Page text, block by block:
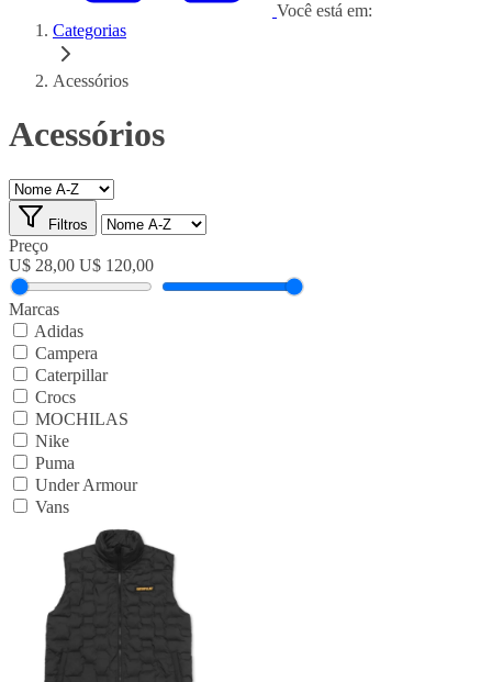
Você está em:
Categorias
Acessórios
Acessórios
Filtros
Preço
U$ 28,00 U$ 120,00
Marcas
Adidas
Campera
Caterpillar
Crocs
MOCHILAS
Nike
Puma
Under Armour
Vans